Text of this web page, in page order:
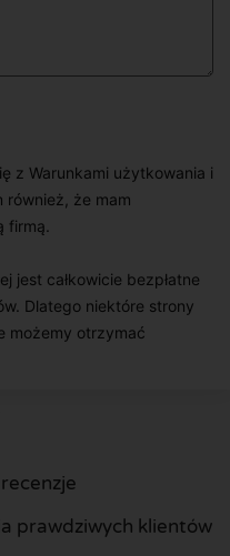
z Warunkami użytkowania i
również, że mam
firmą.
jest całkowicie bezpłatne
Dlatego niektóre strony
możemy otrzymać
prawdziwych klientów